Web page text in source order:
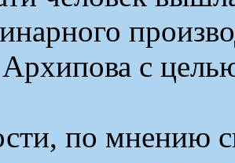
Архипова с
по мнению